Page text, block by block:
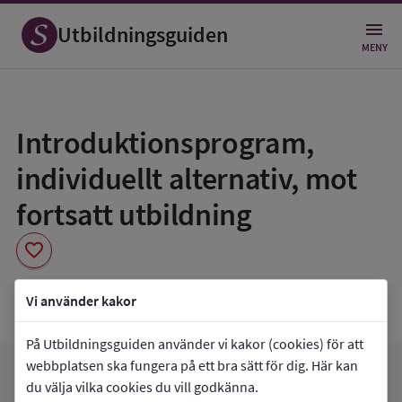
Vi använder kakor
På Utbildningsguiden använder vi kakor (cookies) för att
webbplatsen ska fungera på ett bra sätt för dig. Här kan
du välja vilka cookies du vill godkänna.
Utbildningsguiden MENY
Introduktionsprogram,
individuellt alternativ, mot
fortsatt utbildning
favorite
som
favorit
Gymnasieutb. Älvkarleby komvux
Gå tillGymnasieutb. Älvkarleby komvuxarrow_forward